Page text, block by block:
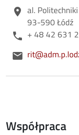
place Adres
al.
93-590 Łódź
phone Telefon
+ 48 42 631
email E-mail
Współpraca